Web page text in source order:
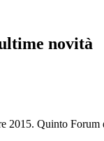
novità
2015. Quinto Forum